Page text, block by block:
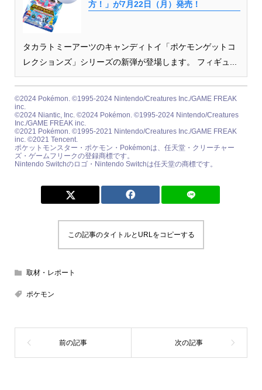
方！」が7月22日（月）発売！
タカラトミーアーツのキャンディトイ「ポケモンゲットコ
レクションズ」シリーズの新弾が登場します。 フィギュ...
©2024 Pokémon. ©1995-2024 Nintendo/Creatures Inc./GAME FREAK
inc.
©2024 Niantic, Inc. ©2024 Pokémon. ©1995-2024 Nintendo/Creatures
Inc./GAME FREAK inc.
©2021 Pokémon. ©1995-2021 Nintendo/Creatures Inc./GAME FREAK
inc. ©2021 Tencent.
ポケットモンスター・ポケモン・Pokémonは、任天堂・クリーチャー
ズ・ゲームフリークの登録商標です。
Nintendo Switchのロゴ・Nintendo Switchは任天堂の商標です。
この記事のタイトルとURLをコピーする
取材・レポート
ポケモン